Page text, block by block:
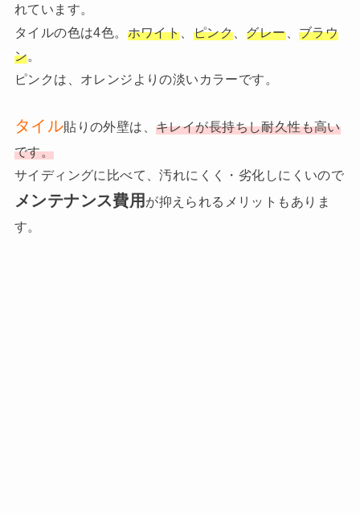
れています。
タイルの色は4色。 ホワイト ピンク、 グレー、ブラウ
ン。
ピンクは、オレンジよりの淡いカラーです。
タイル貼りの外壁は、キレイが長持ちし耐久性も高い
です。
サイディングに比べて、汚れにくく・劣化しにくいので
メンテナンス費用 が抑えられるメリットもありま
す。